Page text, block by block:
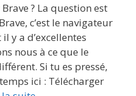
? La question est
c’est le navigateur
y a d’excellentes
nous à ce que le
Si tu es pressé,
ici : Télécharger